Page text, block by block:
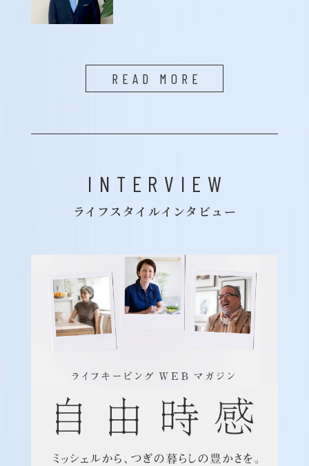
READ MORE
INTERVIEW
ライフスタイルインタビュー